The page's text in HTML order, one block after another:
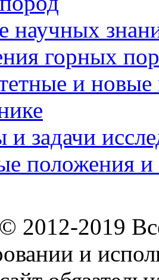
научных
горных
и новые
и задачи
положения и
2012-2019
и